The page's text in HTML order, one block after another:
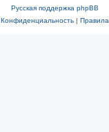
Русская поддержка phpBB
Конфиденциальность| Правила